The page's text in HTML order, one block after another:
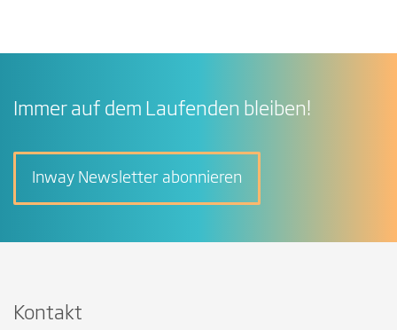
Immer auf dem Laufenden bleiben!
Inway Newsletter abonnieren
Kontakt